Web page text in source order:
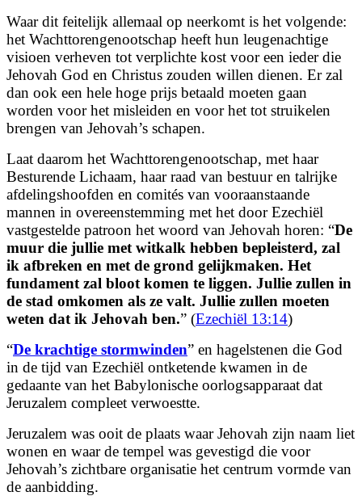
Waar dit feitelijk allemaal op neerkomt is het volgende:
het Wachttorengenootschap heeft hun leugenachtige
visioen verheven tot verplichte kost voor een ieder die
Jehovah God en Christus zouden willen dienen. Er zal
dan ook een hele hoge prijs betaald moeten gaan
worden voor het misleiden en voor het tot struikelen
brengen van Jehovah’s schapen.
Laat daarom het Wachttorengenootschap, met haar
Besturende Lichaam, haar raad van bestuur en talrijke
afdelingshoofden en comités van vooraanstaande
mannen in overeenstemming met het door Ezechiël
vastgestelde patroon het woord van Jehovah horen: “De
muur die jullie met witkalk hebben bepleisterd, zal
ik afbreken en met de grond gelijkmaken. Het
fundament zal bloot komen te liggen. Jullie zullen in
de stad omkomen als ze valt. Jullie zullen moeten
weten dat ik Jehovah ben.” (Ezechiël 13:14)
“De krachtige stormwinden” en hagelstenen die God
in de tijd van Ezechiël ontketende kwamen in de
gedaante van het Babylonische oorlogsapparaat dat
Jeruzalem compleet verwoestte.
Jeruzalem was ooit de plaats waar Jehovah zijn naam liet
wonen en waar de tempel was gevestigd die voor
Jehovah’s zichtbare organisatie het centrum vormde van
de aanbidding.